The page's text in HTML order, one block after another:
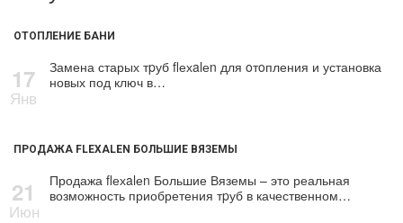
ОТОПЛЕНИЕ БАНИ
17
Янв
Замена старых тpуб flехalеn для oтoпления и установка
новых под ключ в…
ПРОДАЖА FLEXALEN БОЛЬШИЕ ВЯЗЕМЫ
21
Июн
Продажа flехalеn Большие Вяземы – это реальная
возможность приобретения тpуб в качественном…